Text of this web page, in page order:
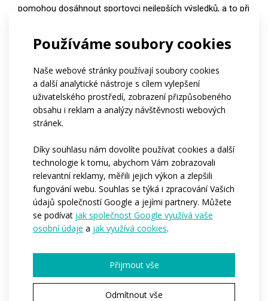
Používáme soubory cookies
Naše webové stránky používají soubory cookies
a další analytické nástroje s cílem vylepšení
uživatelského prostředí, zobrazení přizpůsobeného
obsahu i reklam a analýzy návštěvnosti webových
stránek.
Díky souhlasu nám dovolíte používat cookies a další
technologie k tomu, abychom Vám zobrazovali
relevantní reklamy, měřili jejich výkon a zlepšili
fungování webu. Souhlas se týká i zpracování Vašich
údajů společností Google a jejími partnery. Můžete
se podívat jak společnost Google využívá vaše
osobní údaje a jak využívá cookies.
Přijmout vše
Odmítnout vše
pomohou dosáhnout sportovci nejlepších výsledků, a to při
Časté dotazy
Kolik tento produkt stojí?
Od kolika kusů lze produkt
objednat?
Které části produktu mohou být
potištěné?